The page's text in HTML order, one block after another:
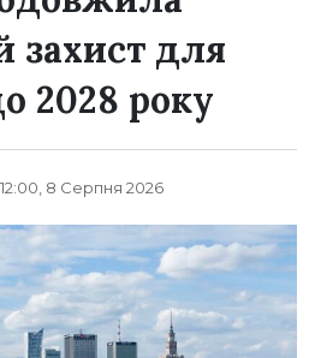
захист для
2028 року
12:00, 8 Серпня 2026